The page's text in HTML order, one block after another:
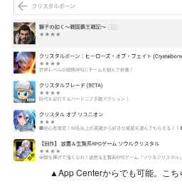
▲App Centerからでも可能。こち